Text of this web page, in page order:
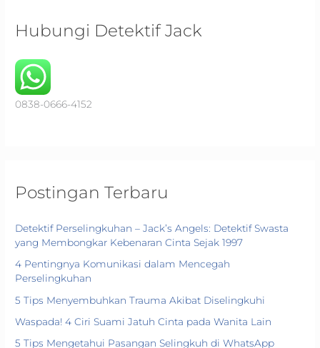
h
f
o
r
Hubungi Detektif Jack
0838-0666-4152
Postingan Terbaru
Detektif Perselingkuhan – Jack’s Angels: Detektif Swasta
yang Membongkar Kebenaran Cinta Sejak 1997
4 Pentingnya Komunikasi dalam Mencegah
Perselingkuhan
5 Tips Menyembuhkan Trauma Akibat Diselingkuhi
Waspada! 4 Ciri Suami Jatuh Cinta pada Wanita Lain
5 Tips Mengetahui Pasangan Selingkuh di WhatsApp